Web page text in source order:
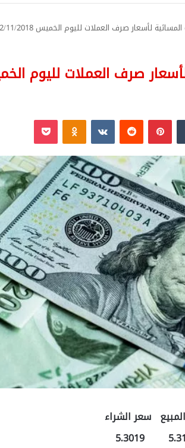
لأسعار صرف العملات لليوم الخميس 22/11/2018
صرف العملات لليوم الخميس 22/
بينتيريست Odnoklassniki
‫Pocket
سعر الشراء